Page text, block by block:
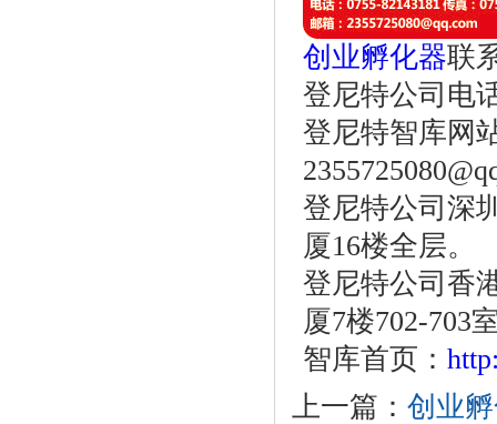
创业孵化器联
登尼特公司电
登尼特智库网
登尼特公司深
厦16楼全层。
登尼特公司香
厦7楼702-703
智库首页：
上一篇： 创业